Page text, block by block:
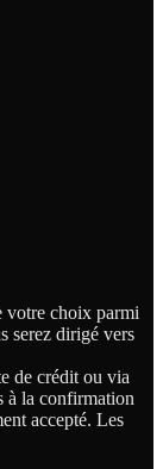
votre choix parmi
serez dirigé vers
de crédit ou via
à la confirmation
accepté. Les